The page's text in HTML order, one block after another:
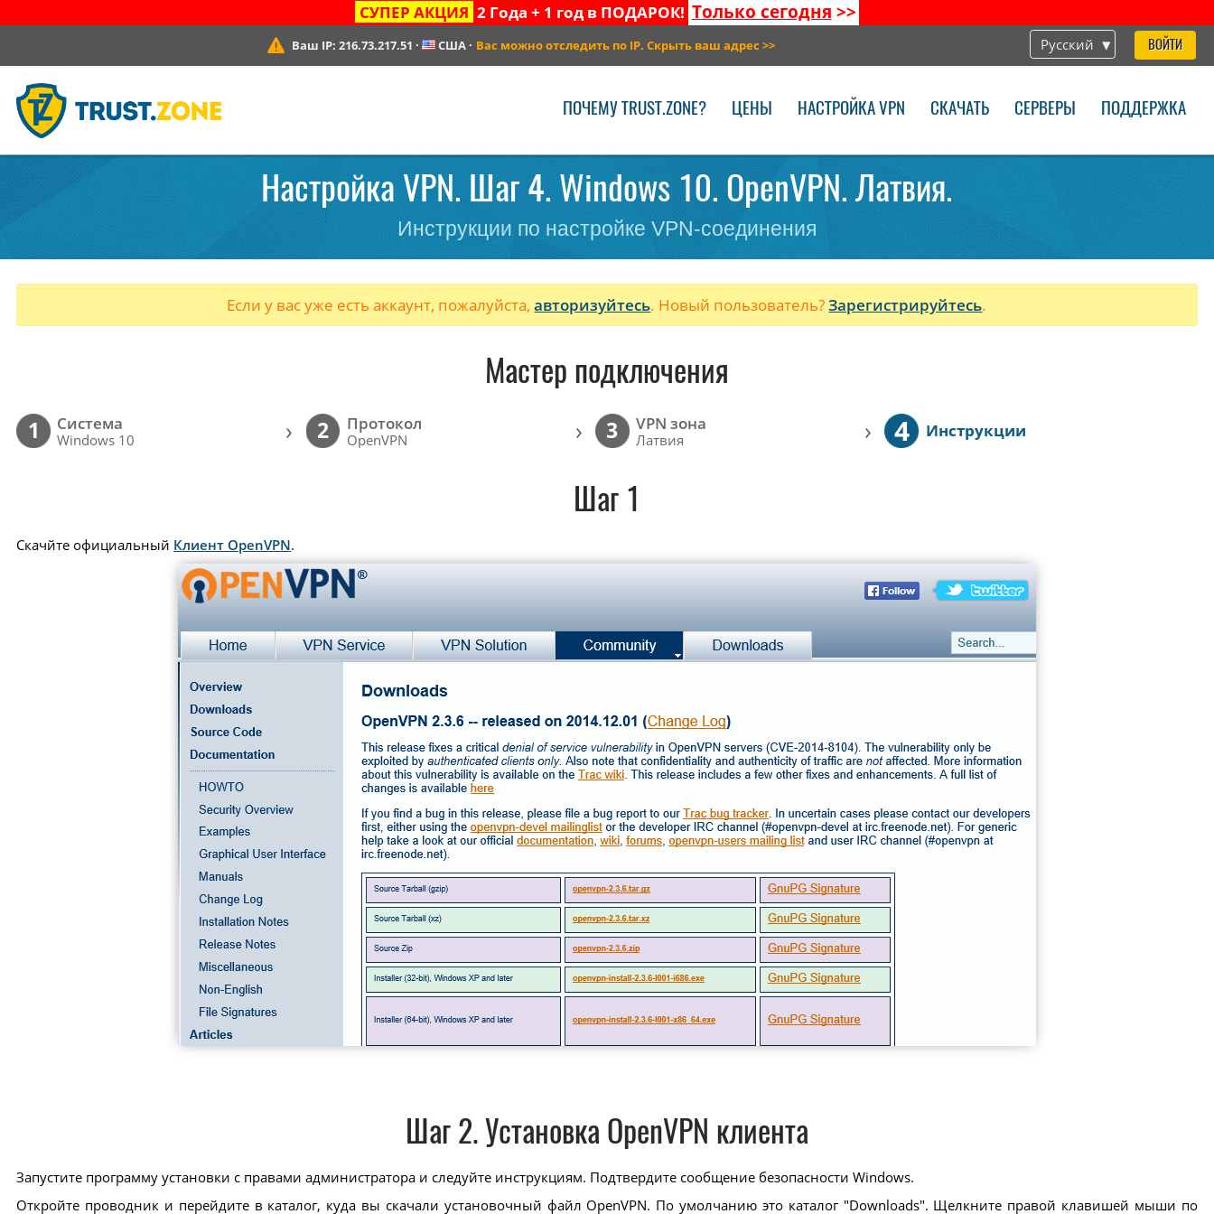
СУПЕР АКЦИЯ 2 Года + 1 год в ПОДАРОК! Только сегодня >>
Русский ВОЙТИ
Ваш IP: 216.73.217.51 · США · Вас можно отследить по IP. Скрыть ваш адрес >>
ПОЧЕМУ TRUST.ZONE? ЦЕНЫ НАСТРОЙКА VPN СКАЧАТЬ СЕРВЕРЫ ПОДДЕРЖКА
Настройка VPN. Шаг 4. Windows 10. OpenVPN. Латвия.
Инструкции по настройке VPN-соединения
Если у вас уже есть аккаунт, пожалуйста,авторизуйтесь. Новый пользователь?Зарегистрируйтесь.
Мастер подключения
1 Cистема
Windows 10 › 2 Протокол
OpenVPN › 3 VPN зона
Латвия › 4 Инструкции
Шаг 1
Скачйте официальный Клиент OpenVPN.
Шаг 2. Установка OpenVPN клиента
Запустите программу установки с правами администратора и следуйте инструкциям. Подтвердите сообщение безопасности Windows.
Откройте проводник и перейдите в каталог, куда вы скачали установочный файл OpenVPN. По умолчанию это каталог "Downloads". Щелкните правой клавишей мыши по